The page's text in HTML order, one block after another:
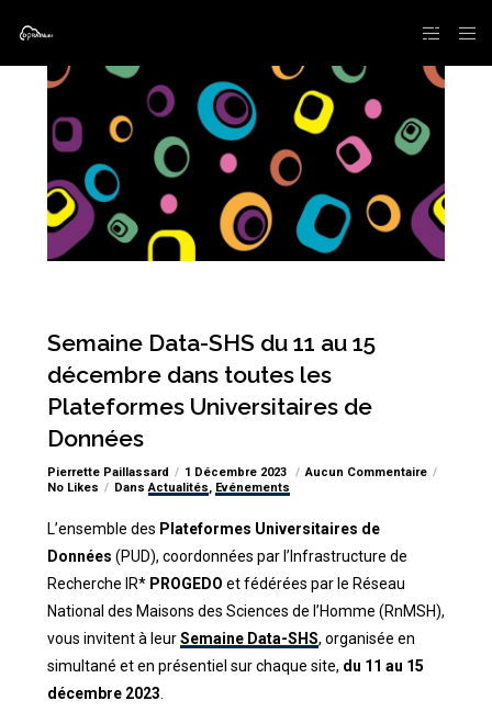
Semaine Data-SHS du 11 au 15
décembre dans toutes les
Plateformes Universitaires de
Données
Pierrette Paillassard 1 Décembre 2023
Aucun Commentaire
No Likes
DansActualités, Evénements
L’ensemble des Plateformes Universitaires de
Données (PUD), coordonnées par l’Infrastructure de
Recherche IR* PROGEDO et fédérées par le Réseau
National des Maisons des Sciences de l’Homme (RnMSH),
vous invitent à leur Semaine Data-SHS, organisée en
simultané et en présentiel sur chaque site, du 11 au 15
décembre 2023